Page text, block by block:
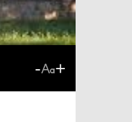
- +